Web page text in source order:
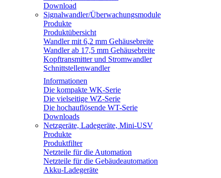
Download
Signalwandler/Überwachungsmodule
Produkte
Produktübersicht
Wandler mit 6,2 mm Gehäusebreite
Wandler ab 17,5 mm Gehäusebreite
Kopftransmitter und Stromwandler
Schnittstellenwandler
Informationen
Die kompakte WK-Serie
Die vielseitige WZ-Serie
Die hochauflösende WT-Serie
Downloads
Netzgeräte, Ladegeräte, Mini-USV
Produkte
Produktfilter
Netzteile für die Automation
Netzteile für die Gebäudeautomation
Akku-Ladegeräte